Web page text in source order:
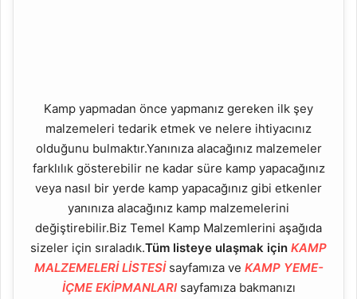
Kamp yapmadan önce yapmanız gereken ilk şey
malzemeleri tedarik etmek ve nelere ihtiyacınız
olduğunu bulmaktır.Yanınıza alacağınız malzemeler
farklılık gösterebilir ne kadar süre kamp yapacağınız
veya nasıl bir yerde kamp yapacağınız gibi etkenler
yanınıza alacağınız kamp malzemelerini
değiştirebilir.Biz Temel Kamp Malzemlerini aşağıda
sizeler için sıraladık.Tüm listeye ulaşmak için KAMP
MALZEMELERİ LİSTESİsayfamıza ve KAMP YEME-
İÇME EKİPMANLARI sayfamıza bakmanızı